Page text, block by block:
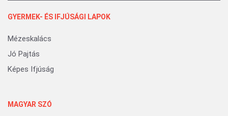
GYERMEK- ÉS IFJÚSÁGI LAPOK
Mézeskalács
Jó Pajtás
Képes Ifjúság
MAGYAR SZÓ